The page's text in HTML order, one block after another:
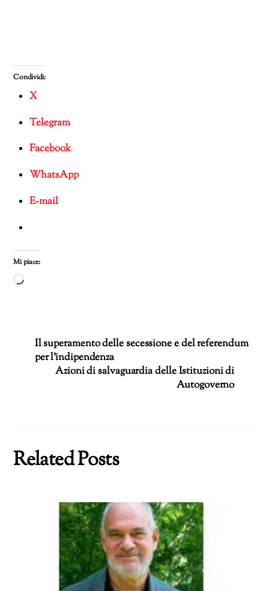
Condividi:
X
Telegram
Facebook
WhatsApp
E-mail
Mi piace:
Caricamento
Il superamento delle secessione e del referendum
per l’indipendenza
Azioni di salvaguardia delle Istituzioni di
Autogoverno
Related Posts